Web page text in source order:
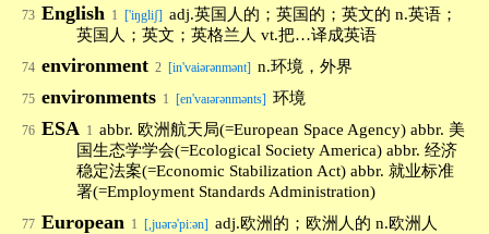
73 English 1 ['iŋgliʃ] adj.英国人的；英国的；英文的 n.英语；
英国人；英文；英格兰人 vt.把…译成英语
74 environment 2 [in'vaiərənmənt] n.环境，外界
75 environments 1 [en'vaɪərənmənts] 环境
76 ESA 1 abbr. 欧洲航天局(=European Space Agency) abbr. 美
国生态学学会(=Ecological Society America) abbr. 经济
稳定法案(=Economic Stabilization Act) abbr. 就业标准
署(=Employment Standards Administration)
77 European 1 [,juərə'pi:ən] adj.欧洲的；欧洲人的 n.欧洲人